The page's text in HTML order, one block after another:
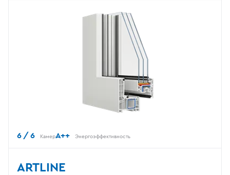
6 / 6 КамерA++ Энергоэффективность
ARTLINE